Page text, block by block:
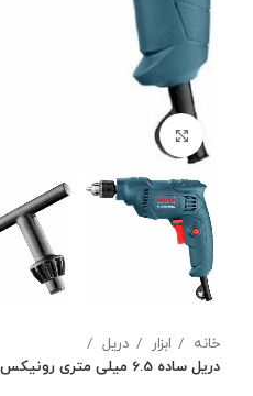
بزرگنمایی تصویر
خانه ابزار
دریل
دریل ساده 6.5 میلی‌ متری رونیکس مدل 2106B ا Ronix 2106B drill